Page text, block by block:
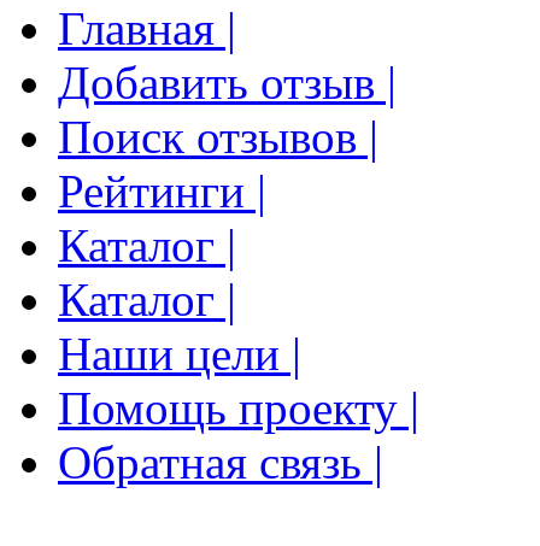
Главная |
Добавить отзыв |
Поиск отзывов |
Рейтинги |
Каталог |
Каталог |
Наши цели |
Помощь проекту |
Обратная связь |